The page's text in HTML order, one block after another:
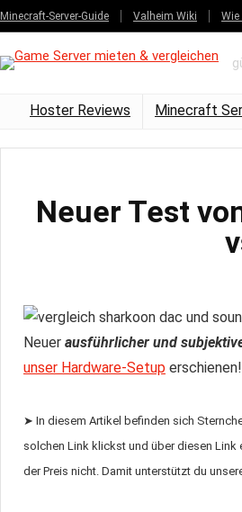
Minecraft-Server-Guide Valheim Wiki Wie
Hoster Reviews Minecraft
Neuer Test
Neuer ausführlicher und
unser Hardware-Setup erschienen!
➤ In diesem Artikel befinden sich
solchen Link klickst und über diesen
der Preis nicht. Damit unterstützt du